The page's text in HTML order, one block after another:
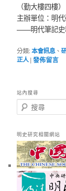
（勤大樓四樓）
主辦單位：明
——明代筆記史
分類:本會訊息、
正人 |發佈留言
站內搜尋
搜
尋
明史研究相關網站